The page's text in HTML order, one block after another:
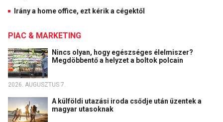
Irány a home office, ezt kérik a cégektől
PIAC & MARKETING
Nincs olyan, hogy egészséges élelmiszer?
Megdöbbentő a helyzet a boltok polcain
2026. AUGUSZTUS 7.
A külföldi utazási iroda csődje után üzentek a
magyar utasoknak